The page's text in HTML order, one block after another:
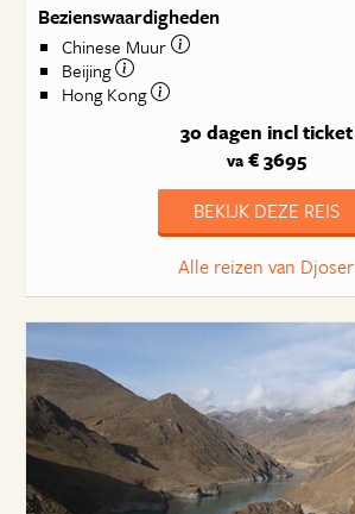
Bezienswaardigheden
Chinese Muur
Beijing
Hong Kong
30 dagen incl ticket
va€ 3695
BEKIJK DEZE REIS
Alle reizen van Djoser